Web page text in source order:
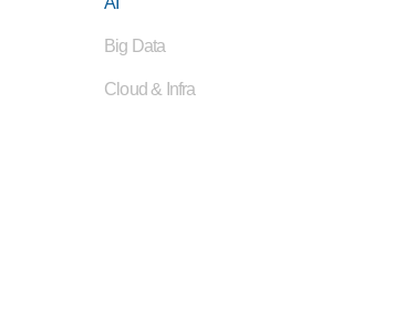
Big Data
Cloud & Infra